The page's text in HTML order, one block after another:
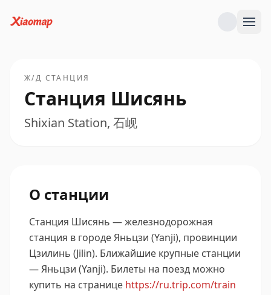
Ж/Д СТАНЦИЯ
Станция Шисянь
Shixian Station, 石岘
О станции
Станция Шисянь — железнодорожная
станция в городе Яньцзи (Yanji), провинции
Цзилинь (Jilin). Ближайшие крупные станции
— Яньцзи (Yanji). Билеты на поезд можно
купить на странице https://ru.trip.com/train